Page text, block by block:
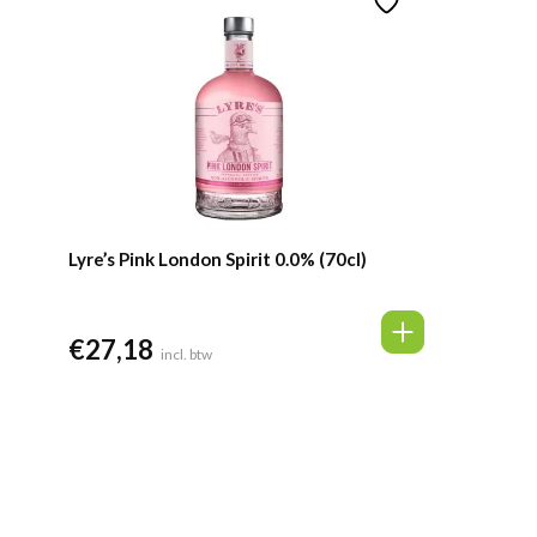
Lyre’s Pink London Spirit 0.0% (70cl)
€27,18 incl. btw